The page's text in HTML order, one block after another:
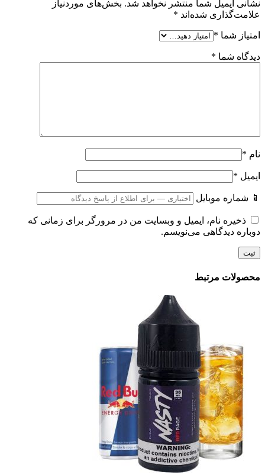
ایمیل شما منتشر نخواهد شد. بخش‌های موردنیاز
شده‌اند*
شما*
شما*
*
موبایل
نام، ایمیل و وبسایت من در مرورگر برای زمانی که
دیدگاهی می‌نویسم.
مرتبط